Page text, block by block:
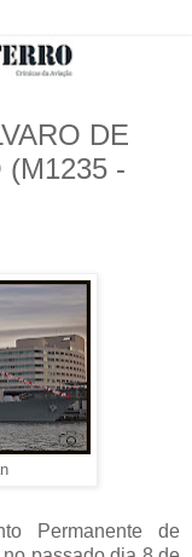
DE
(M1235 -
Permanente de